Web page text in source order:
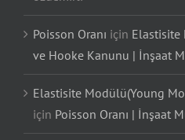
Poisson Oranı için
ve Hooke Kanunu | İnşaat
Elastisite Modülü(Young
için Poisson Oranı | İnşaat